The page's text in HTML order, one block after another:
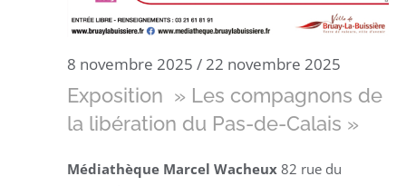
8 novembre 2025 /22 novembre 2025
Exposition » Les compagnons de
la libération du Pas-de-Calais »
Médiathèque Marcel Wacheux 82 rue du